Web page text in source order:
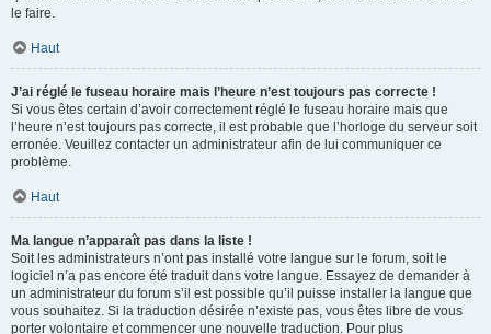
le faire.
Haut
J’ai réglé le fuseau horaire mais l’heure n’est toujours pas correcte !
Si vous êtes certain d’avoir correctement réglé le fuseau horaire mais que
l’heure n’est toujours pas correcte, il est probable que l’horloge du serveur soit
erronée. Veuillez contacter un administrateur afin de lui communiquer ce
problème.
Haut
Ma langue n’apparaît pas dans la liste !
Soit les administrateurs n’ont pas installé votre langue sur le forum, soit le
logiciel n’a pas encore été traduit dans votre langue. Essayez de demander à
un administrateur du forum s’il est possible qu’il puisse installer la langue que
vous souhaitez. Si la traduction désirée n’existe pas, vous êtes libre de vous
porter volontaire et commencer une nouvelle traduction. Pour plus